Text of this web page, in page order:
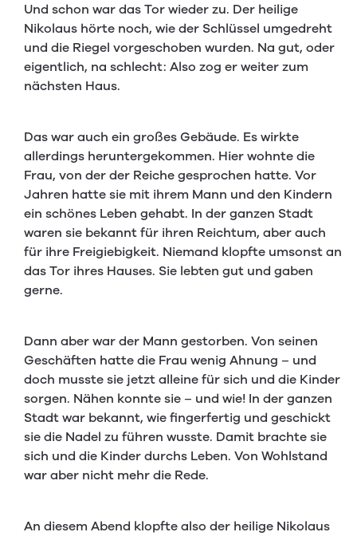
Und schon war das Tor wieder zu. Der heilige
Nikolaus hörte noch, wie der Schlüssel umgedreht
und die Riegel vorgeschoben wurden. Na gut, oder
eigentlich, na schlecht: Also zog er weiter zum
nächsten Haus.
Das war auch ein großes Gebäude. Es wirkte
allerdings heruntergekommen. Hier wohnte die
Frau, von der der Reiche gesprochen hatte. Vor
Jahren hatte sie mit ihrem Mann und den Kindern
ein schönes Leben gehabt. In der ganzen Stadt
waren sie bekannt für ihren Reichtum, aber auch
für ihre Freigiebigkeit. Niemand klopfte umsonst an
das Tor ihres Hauses. Sie lebten gut und gaben
gerne.
Dann aber war der Mann gestorben. Von seinen
Geschäften hatte die Frau wenig Ahnung – und
doch musste sie jetzt alleine für sich und die Kinder
sorgen. Nähen konnte sie – und wie! In der ganzen
Stadt war bekannt, wie fingerfertig und geschickt
sie die Nadel zu führen wusste. Damit brachte sie
sich und die Kinder durchs Leben. Von Wohlstand
war aber nicht mehr die Rede.
An diesem Abend klopfte also der heilige Nikolaus